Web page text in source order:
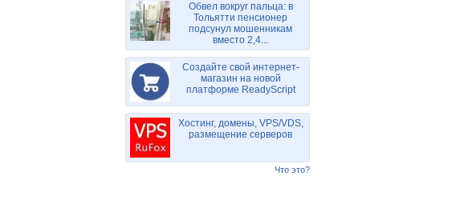
Обвел вокруг пальца: в
Тольятти пенсионер
подсунул мошенникам
вместо 2,4...
Создайте свой интернет-
магазин на новой
платформе ReadyScript
Хостинг, домены, VPS/VDS,
размещение серверов
Что это?